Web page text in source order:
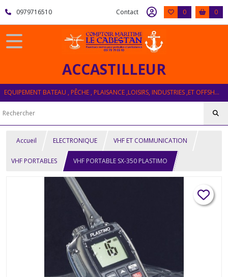
0979716510 Contact 0 0
ACCASTILLEUR
EQUIPEMENT BATEAU , PÊCHE , PLAISANCE ,LOISIRS, INDUSTRIES ,ET OFFSHORE
Accueil ELECTRONIQUE VHF ET COMMUNICATION
VHF PORTABLES VHF PORTABLE SX-350 PLASTIMO